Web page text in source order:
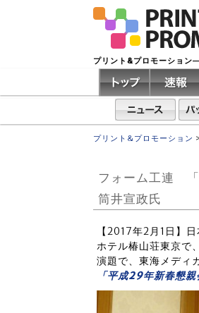
プリント&プロモーショ
プリント&プロモーション
フォーム工連 「
筒井宣政氏
【2017年2月1日】
ホテル椿山荘東京で
演題で、東海メディ
「平成29年新春懇